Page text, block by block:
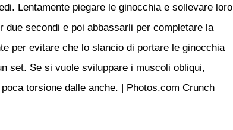
Lentamente piegare le ginocchia e sollevare loro
secondi e poi abbassarli per completare la
per evitare che lo slancio di portare le ginocchia
set. Se si vuole sviluppare i muscoli obliqui,
torsione dalle anche. | Photos.com Crunch